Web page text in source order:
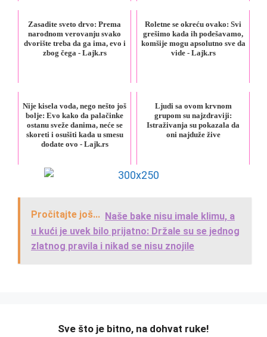
Zasadite sveto drvo: Prema
narodnom verovanju svako
dvorište treba da ga ima, evo i
zbog čega - Lajk.rs
Roletne se okreću ovako: Svi
grešimo kada ih podešavamo,
komšije mogu apsolutno sve da
vide - Lajk.rs
Nije kisela voda, nego nešto još
bolje: Evo kako da palačinke
ostanu sveže danima, neće se
skoreti i osušiti kada u smesu
dodate ovo - Lajk.rs
Ljudi sa ovom krvnom
grupom su najzdraviji:
Istraživanja su pokazala da
oni najduže žive
Pročitajte još... Naše bake nisu imale klimu, a
u kući je uvek bilo prijatno: Držale su se jednog
zlatnog pravila i nikad se nisu znojile
️Sve što je bitno, na dohvat ruke!